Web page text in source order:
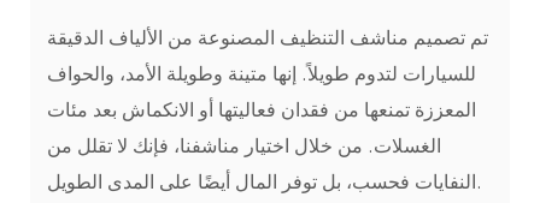
تم تصميم مناشف التنظيف المصنوعة من الألياف الدقيقة
للسيارات لتدوم طويلاً. إنها متينة وطويلة الأمد، والحواف
المعززة تمنعها من فقدان فعاليتها أو الانكماش بعد مئات
الغسلات. من خلال اختيار مناشفنا، فإنك لا تقلل من
النفايات فحسب، بل توفر المال أيضًا على المدى الطويل.